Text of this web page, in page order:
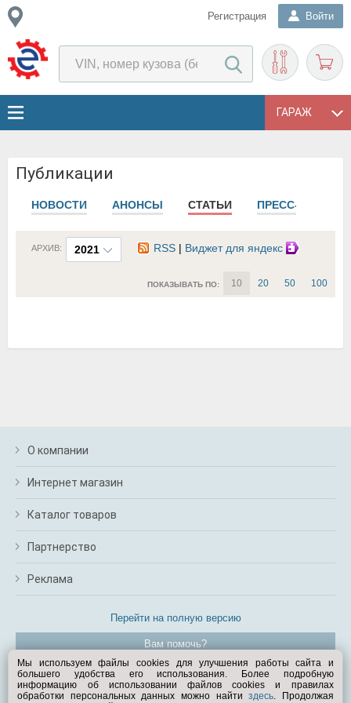
Регистрация Войти
ГАРАЖ
Публикации
НОВОСТИ АНОНСЫ СТАТЬИ ПРЕСС-РЕЛИЗЫ
2021
АРХИВ: RSS | Виджет для яндекс
ПОКАЗЫВАТЬ ПО: 10 20 50 100
О компании
Интернет магазин
Каталог товаров
Партнерство
Реклама
Перейти на полную версию
Вам помочь?
© Exist.ru 1998—2026
Мы используем файлы cookies для улучшения работы сайта и
большего удобства его использования. Более подробную
информацию об использовании файлов cookies и правилах
обработки персональных данных можно найтиздесь. Продолжая